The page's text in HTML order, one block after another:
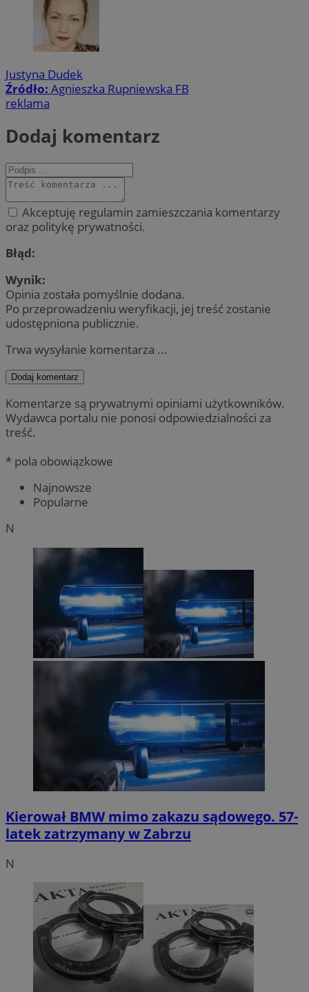
Justyna Dudek
Źródło: Agnieszka Rupniewska FB
reklama
Dodaj komentarz
Akceptuję regulamin zamieszczania komentarzy
oraz politykę prywatności.
Błąd:
Wynik:
Opinia została pomyślnie dodana.
Po przeprowadzeniu weryfikacji, jej treść zostanie
udostępniona publicznie.
Trwa wysyłanie komentarza ...
Dodaj komentarz
Komentarze są prywatnymi opiniami użytkowników.
Wydawca portalu nie ponosi odpowiedzialności za
treść.
* pola obowiązkowe
Najnowsze
Popularne
N
Kierował BMW mimo zakazu sądowego. 57-
latek zatrzymany w Zabrzu
N